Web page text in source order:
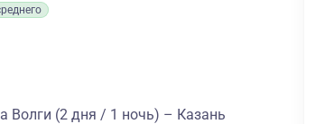
Волги (2 дня / 1 ночь) – Казань